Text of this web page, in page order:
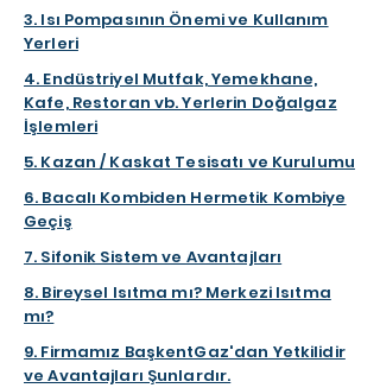
3. Isı Pompasının Önemi ve Kullanım
Yerleri
4. Endüstriyel Mutfak, Yemekhane,
Kafe, Restoran vb. Yerlerin Doğalgaz
İşlemleri
5. Kazan / Kaskat Tesisatı ve Kurulumu
6. Bacalı Kombiden Hermetik Kombiye
Geçiş
7. Sifonik Sistem ve Avantajları
8. Bireysel Isıtma mı? Merkezi Isıtma
mı?
9. Firmamız BaşkentGaz'dan Yetkilidir
ve Avantajları Şunlardır.